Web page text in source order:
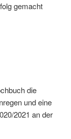
gemacht
die
und eine
2021 an der